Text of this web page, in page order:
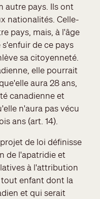
autre pays. Ils ont
nationalités. Celle-
pays, mais, à l'âge
de ce pays
sa citoyenneté.
elle pourrait
aura 28 ans,
canadienne et
n'aura pas vécu
ans (art. 14).
de loi définisse
de l'apatridie et
à l'attribution
enfant dont la
et qui serait